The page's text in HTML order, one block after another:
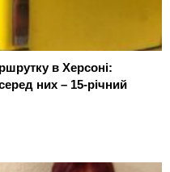
в Херсоні:
них – 15-річний